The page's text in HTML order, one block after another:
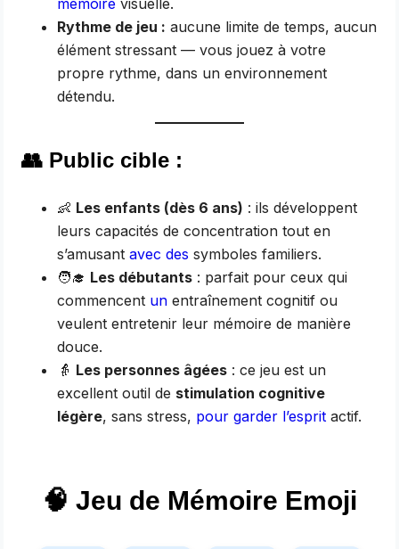
mémoire visuelle.
Rythme de jeu : aucune limite de temps, aucun
élément stressant — vous jouez à votre
propre rythme, dans un environnement
détendu.
👥 Public cible :
👶 Les enfants (dès 6 ans) : ils développent
leurs capacités de concentration tout en
s’amusantavec des symboles familiers.
🧑‍🎓 Les débutants : parfait pour ceux qui
commencent un entraînement cognitif ou
veulent entretenir leur mémoire de manière
douce.
👵 Les personnes âgées : ce jeu est un
excellent outil de stimulation cognitive
légère, sans stress, pour garder l’esprit actif.
🧠 Jeu de Mémoire Emoji